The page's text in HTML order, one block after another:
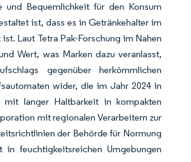
und Bequemlichkeit für den Konsum
ist, dass es in Getränkehalter im
Laut Tetra Pak-Forschung im Nahen
Wert, was Marken dazu veranlasst,
gegenüber herkömmlichen
wider, die im Jahr 2024 in
mit langer Haltbarkeit in kompakten
mit regionalen Verarbeitern zur
der Behörde für Normung
feuchtigkeitsreichen Umgebungen